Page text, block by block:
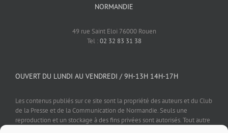
NORMANDIE
49 rue Saint Eloi 76000 Rouen
Tel :02 32 83 31 38
OUVERT DU LUNDI AU VENDREDI / 9H-13H 14H-17H
Les contenus publiés sur ce site sont la propriété des auteurs et du Club
de la Presse et de la Communication de Normandie. Seuls une
reproduction et un stockage à des fins privées sont autorisés. Tout autre